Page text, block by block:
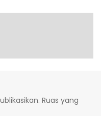
Ruas yang